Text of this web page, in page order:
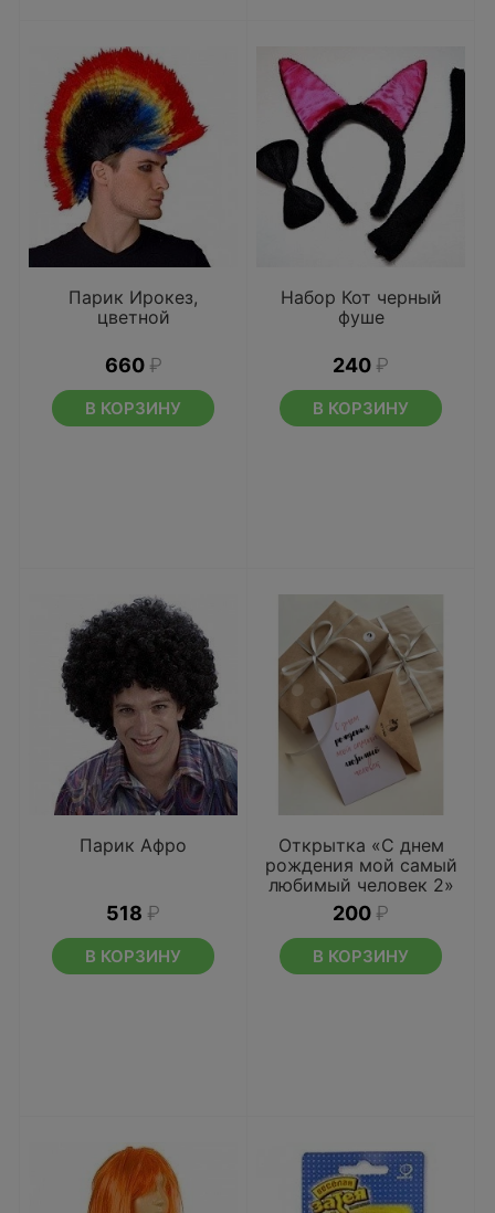
Парик Ирокез,
цветной
660 ₽
В КОРЗИНУ
Набор Кот черный
фуше
240 ₽
В КОРЗИНУ
Парик Афро
518 ₽
В КОРЗИНУ
Открытка «С днем
рождения мой самый
любимый человек 2»
200 ₽
В КОРЗИНУ